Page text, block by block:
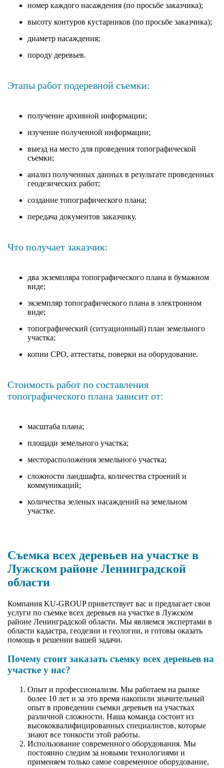
номер каждого насаждения (по просьбе заказчика);
высоту контуров кустарников (по просьбе заказчика);
диаметр насаждения;
породу деревьев.
Этапы работ подеревной съемки:
получение архивной информации;
изучение полученной информации;
выезд на место для проведения топографической
съемки;
анализ полученных данных в результате проведенных
геодезических работ;
создание топографического плана;
передача документов заказчику.
Что получает заказчик:
два экземпляра топографического плана в бумажном
виде;
экземпляр топографического плана в электронном
виде;
топографический (ситуационный) план земельного
участка;
копии СРО, аттестаты, поверки на оборудование.
Стоимость работ по составления
топографического плана зависит от:
масштаба плана;
площади земельного участка;
месторасположения земельного участка;
сложности ландшафта, количества строений и
коммуникаций;
количества зеленых насаждений на земельном
участке.
Съемка всех деревьев на участке в
Лужском районе Ленинградской
области
Компания KU-GROUP приветствует вас и предлагает свои
услуги по съемке всех деревьев на участке в Лужском
районе Ленинградской области. Мы являемся экспертами в
области кадастра, геодезии и геологии, и готовы оказать
помощь в решении вашей задачи.
Почему стоит заказать съемку всех деревьев на
участке у нас?
Опыт и профессионализм. Мы работаем на рынке
более 10 лет и за это время накопили значительный
опыт в проведении съемки деревьев на участках
различной сложности. Наша команда состоит из
высококвалифицированных специалистов, которые
знают все тонкости этой работы.
Использование современного оборудования. Мы
постоянно следим за новыми технологиями и
применяем только самое современное оборудование,